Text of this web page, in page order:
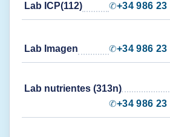
Lab ICP(112) ✆+34 986 23
Lab Imagen ✆+34 986 23
Lab nutrientes (313n)
✆+34 986 23